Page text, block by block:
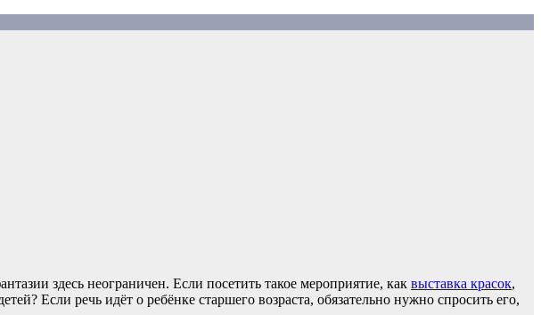
здесь неограничен. Если посетить такое мероприятие, как выставка красок,
Если речь идёт о ребёнке старшего возраста, обязательно нужно спросить его,